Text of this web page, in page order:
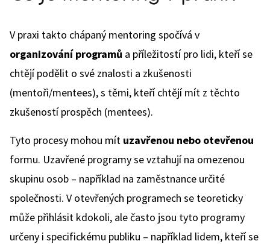
V praxi takto chápaný mentoring spočívá v
organizování programů a příležitostí pro lidi, kteří se
chtějí podělit o své znalosti a zkušenosti
(mentoři/mentees), s těmi, kteří chtějí mít z těchto
zkušeností prospěch (mentees).
Tyto procesy mohou mít uzavřenou nebo otevřenou
formu. Uzavřené programy se vztahují na omezenou
skupinu osob – například na zaměstnance určité
společnosti. V otevřených programech se teoreticky
může přihlásit kdokoli, ale často jsou tyto programy
určeny i specifickému publiku – například lidem, kteří se